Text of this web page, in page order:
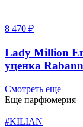
8 470 ₽
Lady Million
уценка
Смотреть еще
Еще парфюмерия
#KILIAN